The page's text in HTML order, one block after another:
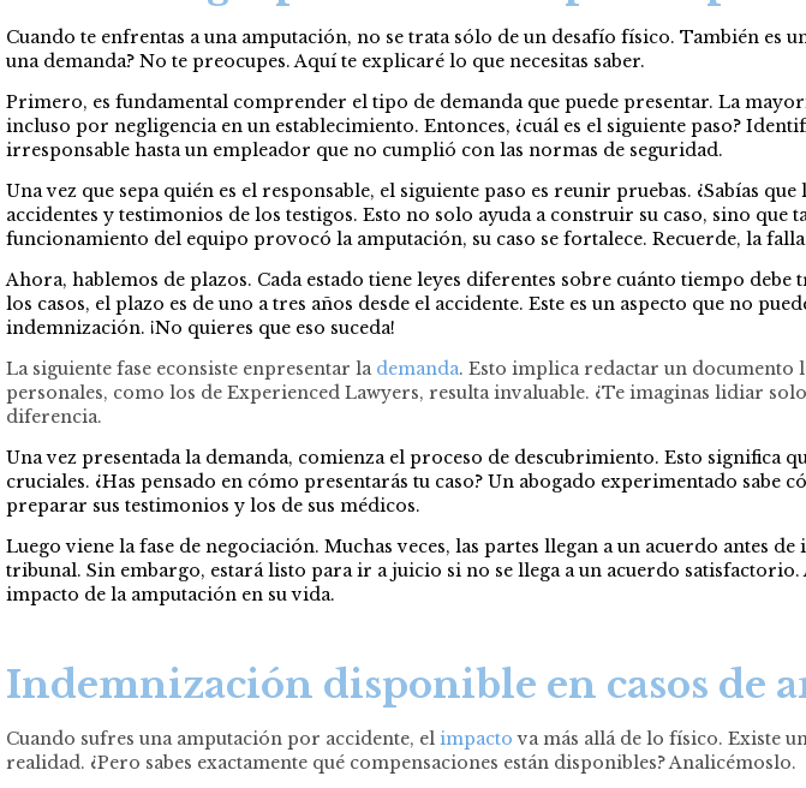
Cuando te enfrentas a una amputación, no se trata sólo de un desafío físico. También es
una demanda? No te preocupes. Aquí te explicaré lo que necesitas saber.
Primero, es fundamental comprender el tipo de demanda que puede presentar. La
incluso por negligencia en un establecimiento. Entonces, ¿cuál es el siguiente paso?
irresponsable hasta un empleador que no cumplió con las normas de seguridad.
Una vez que sepa quién es el responsable, el siguiente paso es reunir pruebas. ¿Sabías
accidentes y testimonios de los testigos. Esto no solo ayuda a construir su caso, sino
funcionamiento del equipo provocó la amputación, su caso se fortalece. Recuerde, la
Ahora, hablemos de plazos. Cada estado tiene leyes diferentes sobre cuánto tiempo
los casos, el plazo es de uno a tres años desde el accidente. Este es un aspecto que no
indemnización. ¡No quieres que eso suceda!
La siguiente fase econsiste enpresentar la demanda. Esto implica redactar un documento
personales, como los de Experienced Lawyers, resulta invaluable. ¿Te imaginas lidiar
diferencia.
Una vez presentada la demanda, comienza el proceso de descubrimiento. Esto significa
cruciales. ¿Has pensado en cómo presentarás tu caso? Un abogado experimentado
preparar sus testimonios y los de sus médicos.
Luego viene la fase de negociación. Muchas veces, las partes llegan a un acuerdo antes
tribunal. Sin embargo, estará listo para ir a juicio si no se llega a un acuerdo
impacto de la amputación en su vida.
Indemnización disponible en casos de
Cuando sufres una amputación por accidente, el impacto va más allá de lo físico. Existe
realidad. ¿Pero sabes exactamente qué compensaciones están disponibles? Analicémoslo.